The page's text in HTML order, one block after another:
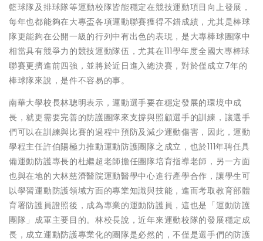
籃球隊及排球隊等運動校隊皆能穩定在競技運動項目向上發展，
每年也都能夠在大專盃各項運動聯賽獲得不錯成績，尤其是棒球
隊更能夠在公開一級的行列中有出色的表現，是大專棒球團隊中
相當具有競爭力的競技運動隊伍，尤其在111學年度全國大專棒球
聯賽更擠進前四強，並將於近日進入總決賽，對於僅成立7年的
棒球隊來說，是件不容易的事。
南華大學校長林聰明表示，運動選手要在穩定發展的環境中成
長，就更需要完善的防護團隊來支撐與照顧選手的訓練，讓選手
們可以在訓練與比賽的過程中預防及減少運動傷害，因此，運動
學程主任許伯陽極力推動運動防護團隊之成立，也於111年聘任具
備運動防護專長的杜繼超老師擔任團隊培育指導老師，另一方面
也與在地的大林慈濟醫院運動醫學中心進行產學合作，讓學生可
以學習運動防護領域方面的專業知識與技能，進而考取教育部體
育署防護員證照後，成為專業的運動防護員，這也是「運動防護
團隊」成軍主要目的。林校長說，近年來運動校隊的發展穩定成
長，成立運動防護專業化的團隊是必然的，不僅是選手們的防護